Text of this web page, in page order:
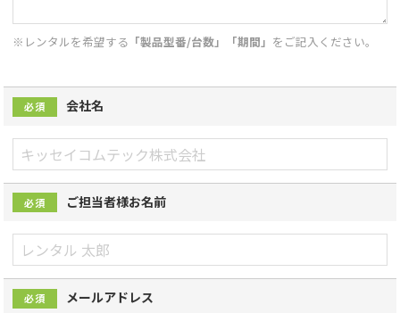
※レンタルを希望する 「製品型番/台数」「期間」 をご記入ください。
必須 会社名
必須 ご担当者様お名前
必須 メールアドレス